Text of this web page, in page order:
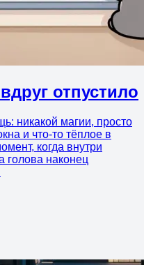
отпустило
никакой магии, просто
и что-то тёплое в
когда внутри
голова наконец